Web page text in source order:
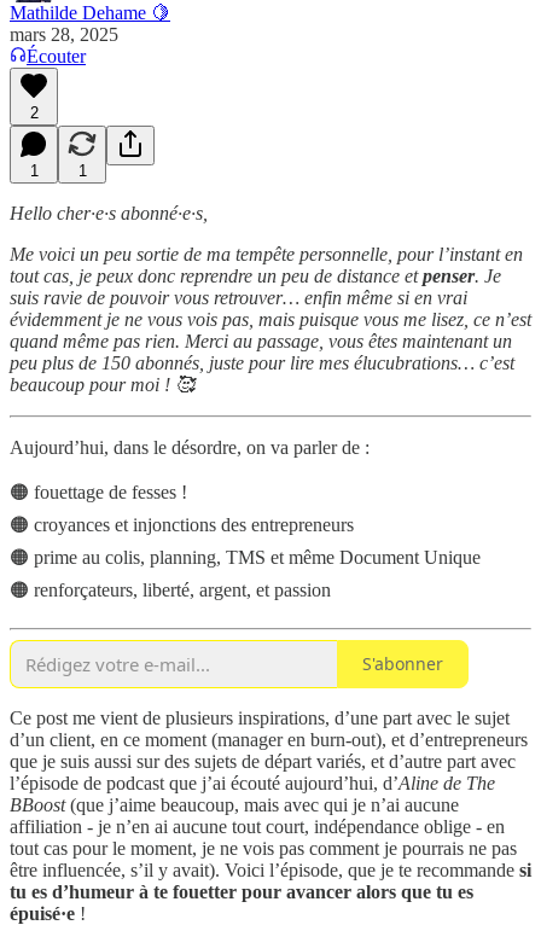
Mathilde Dehame 🍋
mars 28, 2025
Écouter
2
1 1
Hello cher·e·s abonné·e·s,
Me voici un peu sortie de ma tempête personnelle, pour l’instant en
tout cas, je peux donc reprendre un peu de distance etpenser. Je
suis ravie de pouvoir vous retrouver… enfin même si en vrai
évidemment je ne vous vois pas, mais puisque vous me lisez, ce n’est
quand même pas rien. Merci au passage, vous êtes maintenant un
peu plus de 150 abonnés, juste pour lire mes élucubrations… c’est
beaucoup pour moi ! 🥰
Aujourd’hui, dans le désordre, on va parler de :
🟠 fouettage de fesses !
🟠 croyances et injonctions des entrepreneurs
🟠 prime au colis, planning, TMS et même Document Unique
🟠 renforçateurs, liberté, argent, et passion
S'abonner
Ce post me vient de plusieurs inspirations, d’une part avec le sujet
d’un client, en ce moment (manager en burn-out), et d’entrepreneurs
que je suis aussi sur des sujets de départ variés, et d’autre part avec
l’épisode de podcast que j’ai écouté aujourd’hui, d’Aline de The
BBoost(que j’aime beaucoup, mais avec qui je n’ai aucune
affiliation - je n’en ai aucune tout court, indépendance oblige - en
tout cas pour le moment, je ne vois pas comment je pourrais ne pas
être influencée, s’il y avait). Voici l’épisode, que je te recommande si
tu es d’humeur à te fouetter pour avancer alors que tu es
épuisé·e !